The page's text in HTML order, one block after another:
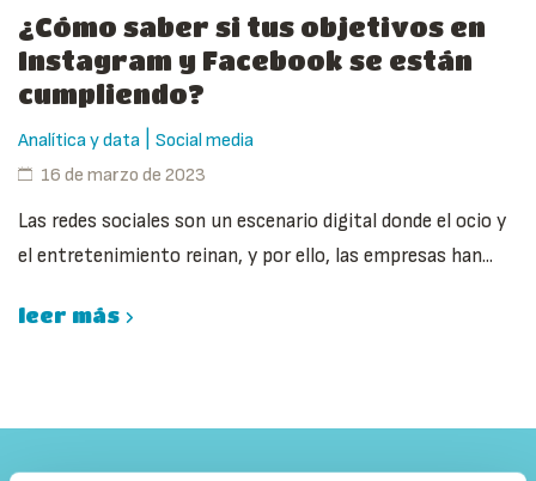
¿Cómo saber si tus objetivos en
Instagram y Facebook se están
cumpliendo?
Analítica y data
Social media
16 de marzo de 2023
Las redes sociales son un escenario digital donde el ocio y
el entretenimiento reinan, y por ello, las empresas han...
leer más